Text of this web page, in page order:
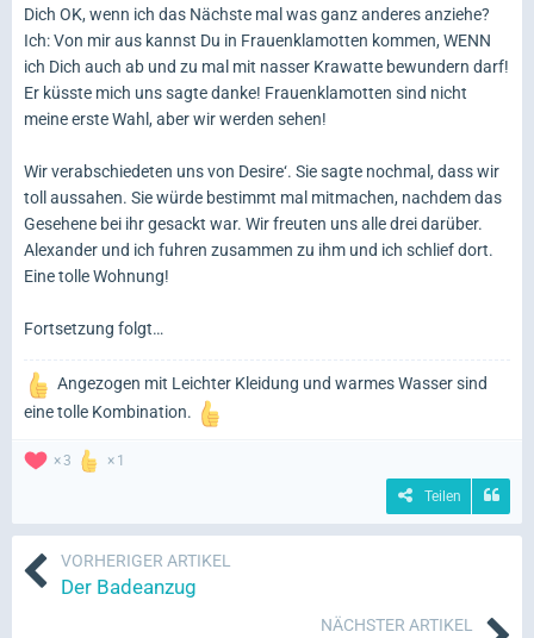
Dich OK, wenn ich das Nächste mal was ganz anderes anziehe?
Ich: Von mir aus kannst Du in Frauenklamotten kommen, WENN
ich Dich auch ab und zu mal mit nasser Krawatte bewundern darf!
Er küsste mich uns sagte danke! Frauenklamotten sind nicht
meine erste Wahl, aber wir werden sehen!
Wir verabschiedeten uns von Desire‘. Sie sagte nochmal, dass wir
toll aussahen. Sie würde bestimmt mal mitmachen, nachdem das
Gesehene bei ihr gesackt war. Wir freuten uns alle drei darüber.
Alexander und ich fuhren zusammen zu ihm und ich schlief dort.
Eine tolle Wohnung!
Fortsetzung folgt…
Angezogen mit Leichter Kleidung und warmes Wasser sind
eine tolle Kombination.
3 1
Teilen
VORHERIGER ARTIKEL
Der Badeanzug
NÄCHSTER ARTIKEL